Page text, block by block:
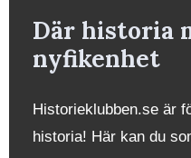
Där historia
nyfikenhet
Historieklubben.se är
historia! Här kan du